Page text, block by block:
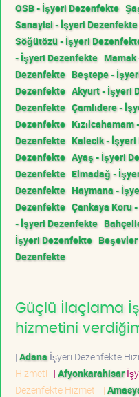
OSB - İşyeri Dezenfekte
Sanayisi - İşyeri Dezenfekte
Söğütözü - İşyeri
- İşyeri Dezenfekte Mamak
Dezenfekte Beştepe -
Dezenfekte Akyurt - İşyeri
Dezenfekte Çamlıdere -
Dezenfekte
Dezenfekte Kalecik -
Dezenfekte Ayaş - İşyeri
Dezenfekte Elmadağ -
Dezenfekte Haymana -
Dezenfekte Çankaya Koru
- İşyeri Dezenfekte
İşyeri Dezenfekte
Dezenfekte
Güçlü İlaçlama
hizmetini
| Adana İşyeri Dezenfekte
Hizmeti | Afyonkarahisar
Dezenfekte Hizmeti |